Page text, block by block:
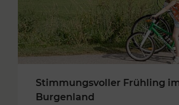
Stimmungsvoller Frühling
Burgenland